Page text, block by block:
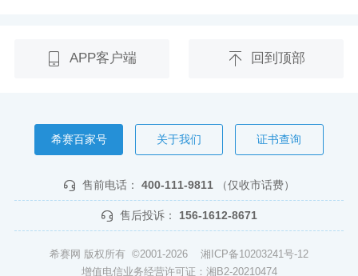
APP客户端 回到顶部
希赛百家号 关于我们 证书查询
售前电话： 400-111-9811 （仅收市话费）
售后投诉： 156-1612-8671
希赛网 版权所有 ©2001-2026 湘ICP备10203241号-12
增值电信业务经营许可证：湘B2-20210474